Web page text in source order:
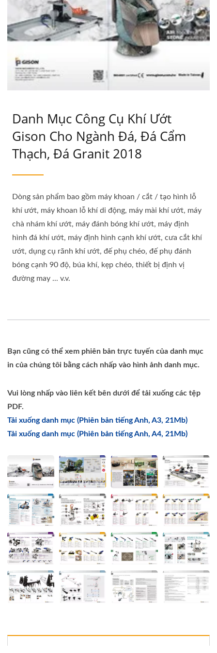
Danh Mục Công Cụ Khí Ướt
Gison Cho Ngành Đá, Đá Cẩm
Thạch, Đá Granit 2018
Dòng sản phẩm bao gồm máy khoan / cắt / tạo hình lỗ
khí ướt, máy khoan lỗ khí di động, máy mài khí ướt, máy
chà nhám khí ướt, máy đánh bóng khí ướt, máy định
hình đá khí ướt, máy định hình cạnh khí ướt, cưa cắt khí
ướt, dụng cụ rãnh khí ướt, đế phụ chéo, đế phụ đánh
bóng cạnh 90 độ, búa khí, kẹp chéo, thiết bị định vị
đường may ... v.v.
Bạn cũng có thể xem phiên bản trực tuyến của danh mục
in của chúng tôi bằng cách nhấp vào hình ảnh danh mục.
Vui lòng nhấp vào liên kết bên dưới để tải xuống các tệp
PDF.
Tải xuống danh mục (Phiên bản tiếng Anh, A3, 21Mb)
Tải xuống danh mục (Phiên bản tiếng Anh, A4, 21Mb)